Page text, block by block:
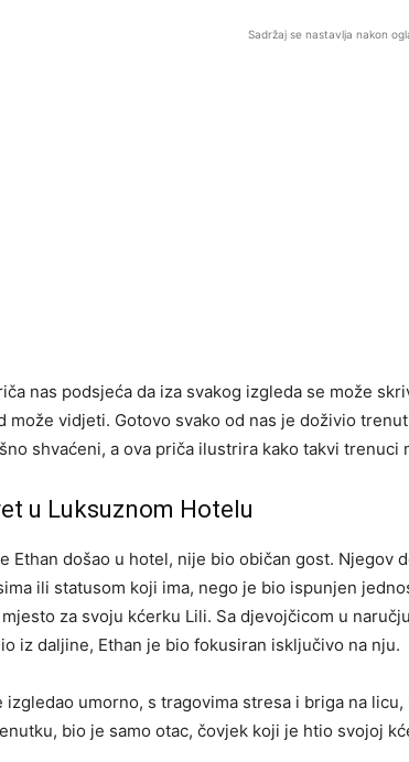
Sadržaj se nastavlja nakon
nas podsjeća da iza svakog izgleda se može
može vidjeti. Gotovo svako od nas je doživio
shvaćeni, a ova priča ilustrira kako takvi
u Luksuznom Hotelu
Ethan došao u hotel, nije bio običan gost. Njegov
ili statusom koji ima, nego je bio ispunjen
za svoju kćerku Lili. Sa djevojčicom u
iz daljine, Ethan je bio fokusiran isključivo na nju.
izgledao umorno, s tragovima stresa i briga na
bio je samo otac, čovjek koji je htio svojoj